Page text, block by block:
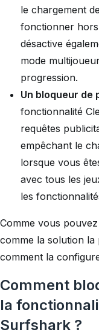
le chargement
fonctionner
désactive
mode
progression.
Un bloqueur de
fonctionnalité
requêtes
empêchant le
lorsque vous
avec tous les
les
Comme vous pouvez
comme la solution la
comment la
Comment
la
Surfshark ?